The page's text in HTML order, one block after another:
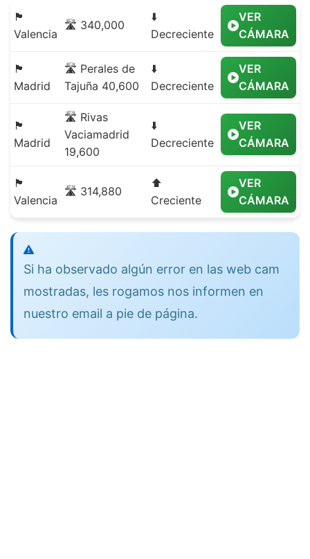
🏴
Valencia
🛣️ 340,000
⬇️
Decreciente
VER
CÁMARA
🏴
Madrid
🛣️ Perales de
Tajuña 40,600
⬇️
Decreciente
VER
CÁMARA
🏴
Madrid
🛣️ Rivas
Vaciamadrid
19,600
⬇️
Decreciente
VER
CÁMARA
🏴
Valencia
🛣️ 314,880
⬆️
Creciente
VER
CÁMARA
Si ha observado algún error en las web cam
mostradas, les rogamos nos informen en
nuestro email a pie de página.